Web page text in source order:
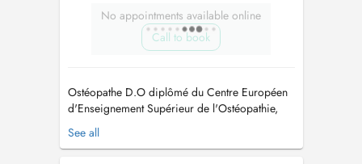
No appointments available online
Call to book
Ostéopathe D.O diplômé du Centre Européen
d'Enseignement Supérieur de l'Ostéopathie,
CEESO Paris. Différentes pratiques : -
Ostéopathie Fonctionnelle - Ostéopathie
See all